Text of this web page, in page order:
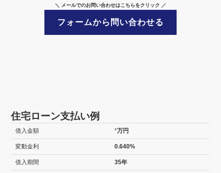
＼ メールでのお問い合わせはこちらをクリック ／
フォームから問い合わせる
住宅ローン支払い例
借入金額 *万円
変動金利 0.640%
借入期間 35年